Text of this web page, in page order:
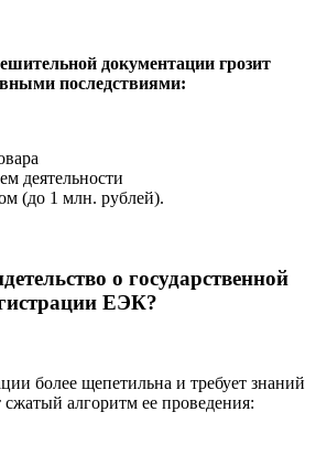
документации грозит
последствиями:
деятельности
(до 1 млн. рублей).
о государственной
ЕЭК?
более щепетильна и требует знаний
алгоритм ее проведения: